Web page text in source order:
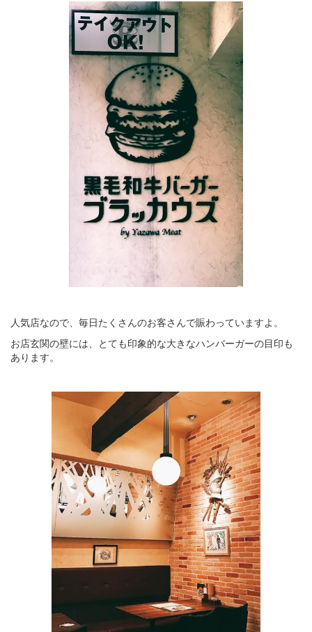
人気店なので、毎日たくさんのお客さんで賑わっていますよ。
お店玄関の壁には、とても印象的な大きなハンバーガーの目印も
あります。